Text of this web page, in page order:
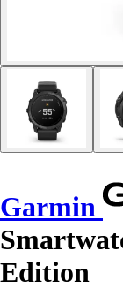
Garmin
Edition